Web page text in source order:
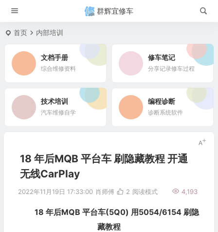
群辉宜修车
首页 内部培训
文档手册
综合维修资料
修车笔记
分享记录修车过程
技术培训
汽车维修自学
编程诊断
诊断系统软件
18 年后MQB 平台车 刷隐藏教程 开通
无线CarPlay
2022年11月19日 17:33:00 肖师傅 4,193
2 阅读模式
18 年后MQB 平台车(5Q0) 用5054/6154 刷隐
藏教程